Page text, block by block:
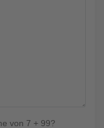
von 7 + 99?